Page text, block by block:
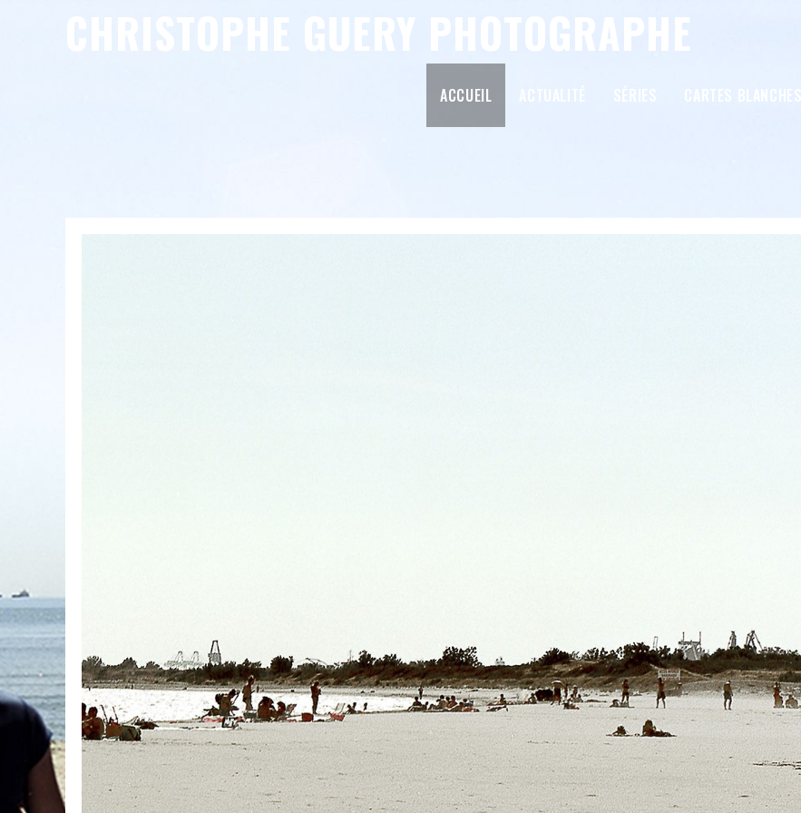
CHRISTOPHE GUERY PHOTOGRAPHE
ACCUEIL CARTES BLANCHES